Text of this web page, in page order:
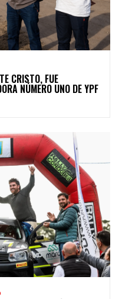
CRISTO, FUE
NÚMERO UNO DE YPF